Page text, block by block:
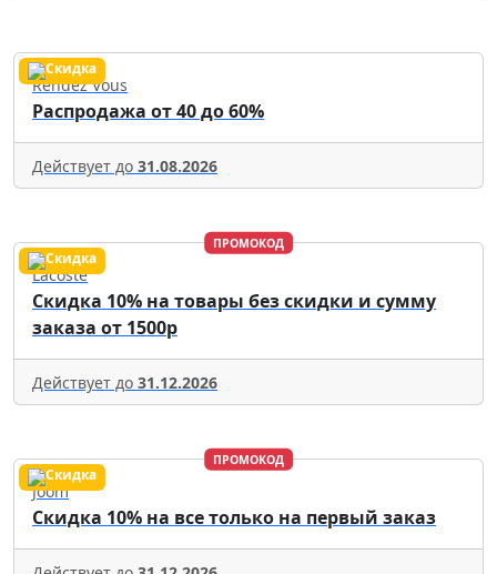
Rendez Vous
Распродажа от 40 до 60%
Действует до 31.08.2026
ПРОМОКОД
Lacoste
Скидка 10% на товары без скидки и сумму
заказа от 1500р
Действует до 31.12.2026
ПРОМОКОД
Joom
Скидка 10% на все только на первый заказ